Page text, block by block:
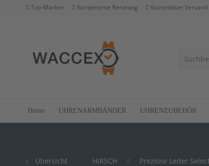
Top-Marken Kompetente Beratung Kostenloser Versand
Home UHRENARMBÄNDER UHRENZUBEHÖR
Übersicht HIRSCH Preziöse Leder